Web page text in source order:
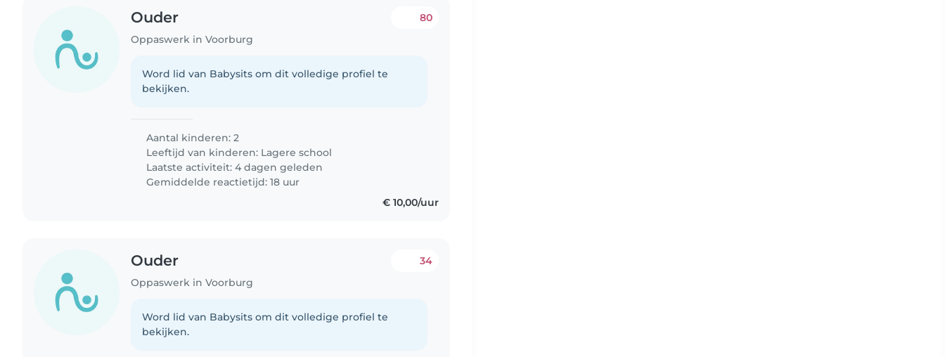
Ouder
Oppaswerk in Voorburg
80
Word lid van Babysits om dit volledige profiel te
bekijken.
Aantal kinderen: 2
Leeftijd van kinderen: Lagere school
Laatste activiteit: 4 dagen geleden
Gemiddelde reactietijd: 18 uur
€ 10,00/uur
Ouder
Oppaswerk in Voorburg
34
Word lid van Babysits om dit volledige profiel te
bekijken.